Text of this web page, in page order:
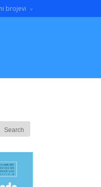
brojevi